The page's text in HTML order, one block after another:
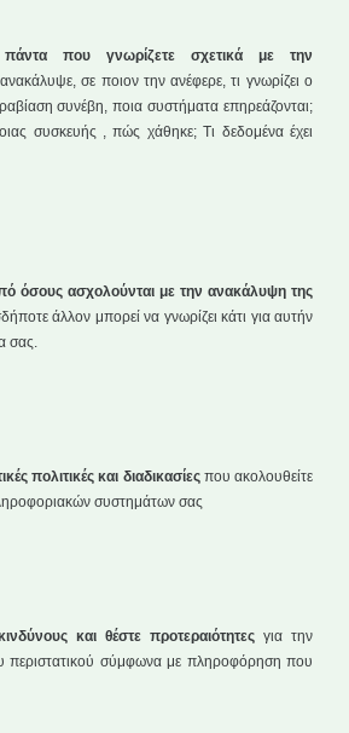
που γνωρίζετε σχετικά με την
σε ποιον την ανέφερε, τι γνωρίζει ο
συνέβη, ποια συστήματα επηρεάζονται;
συσκευής , πώς χάθηκε; Τι δεδομένα έχει
όσους ασχολούνται με την ανακάλυψη της
άλλον μπορεί να γνωρίζει κάτι για αυτήν
σας.
πολιτικές και διαδικασίεςπου ακολουθείτε
συστημάτων σας
και θέστε προτεραιότητες για την
περιστατικού σύμφωνα με πληροφόρηση που